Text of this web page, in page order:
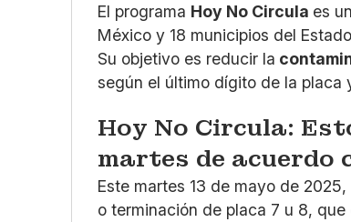
El programa Hoy No Circula es
México y 18 municipios del
Su objetivo es reducir la
según el último dígito de la placa
Hoy No Circula:
martes de acuerdo
Este martes 13 de mayo de
o terminación de placa 7 u 8,